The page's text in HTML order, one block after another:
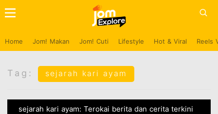
Home Jom! Makan Jom! Cuti Lifestyle Hot & Viral Reels
Tag: sejarah kari ayam
sejarah kari ayam: Terokai berita dan cerita terkini